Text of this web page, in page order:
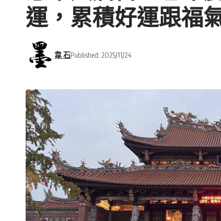
運，累積好運跟福
韋 石Published: 2025/11/24